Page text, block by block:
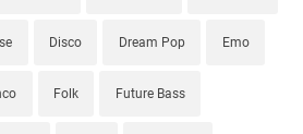
Disco Dream Pop Emo
Folk Future Bass